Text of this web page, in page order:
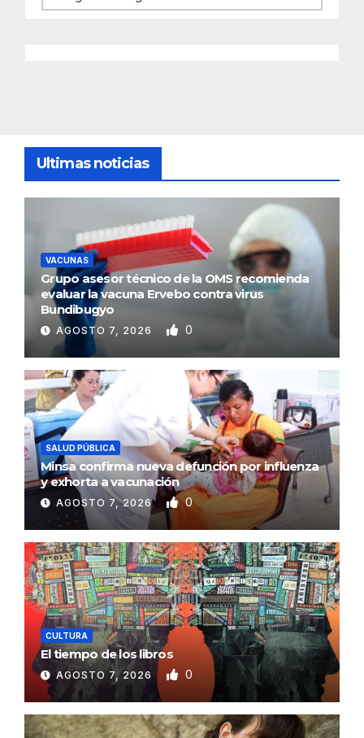
Ultimas noticias
VACUNAS
Grupo asesor técnico de la OMS recomienda
evaluar la vacuna Ervebo contra virus
Bundibugyo
AGOSTO 7, 2026 0
SALUD PÚBLICA
Minsa confirma nueva defunción por influenza
y exhorta a vacunación
AGOSTO 7, 2026 0
CULTURA
El tiempo de los libros
AGOSTO 7, 2026 0